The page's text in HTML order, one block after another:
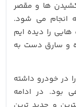
ها و مقصر
انجام می شود.
را دیده ایم
و سارق دست به
را در خودرو داشته
بود. در ادامه